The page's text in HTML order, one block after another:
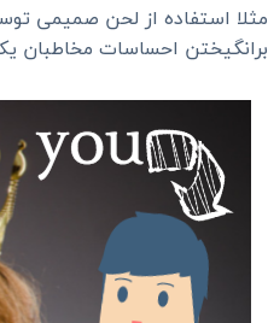
مثلا استفاده از لحن صمیمی
برانگیختن احساسات مخاطبان